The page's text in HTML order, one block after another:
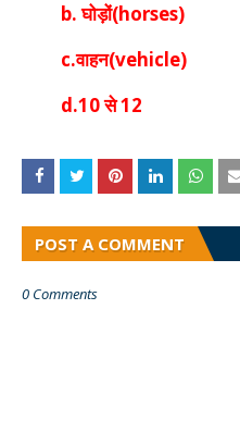
b. घोड़ों(horses)
c.वाहन(vehicle)
d.10 से 12
POST A COMMENT
0 Comments